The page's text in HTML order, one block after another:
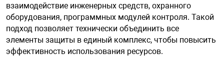
взаимодействие инженерных средств, охранного
оборудования, программных модулей контроля. Такой
подход позволяет технически объединить все
элементы защиты в единый комплекс, чтобы повысить
эффективность использования ресурсов.